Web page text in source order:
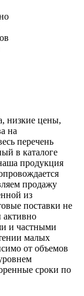
низкие цены,
на
перечень
в каталоге
продукция
продажу
из
поставки не
активно
и частными
малых
от объемов
сроки по